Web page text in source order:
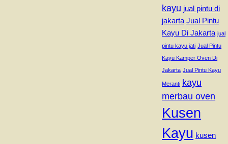
kayu jual pintu di
jakarta Jual Pintu
Kayu Di Jakarta jual
pintu kayu jati Jual Pintu
Kayu Kamper Oven Di
Jakarta Jual Pintu Kayu
Meranti kayu
merbau oven
Kusen
Kayu kusen